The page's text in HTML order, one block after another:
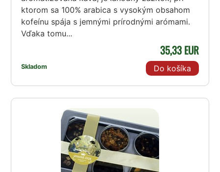
ktorom sa 100% arabica s vysokým obsahom
kofeínu spája s jemnými prírodnými arómami.
Vďaka tomu...
Skladom
35,33 EUR
Do košíka